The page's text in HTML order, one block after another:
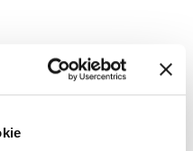
alle organizzazioni di
tavoli senza possibilità di